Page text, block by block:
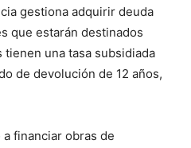
gestiona adquirir deuda
que estarán destinados
una tasa subsidiada
de devolución de 12 años,
financiar obras de